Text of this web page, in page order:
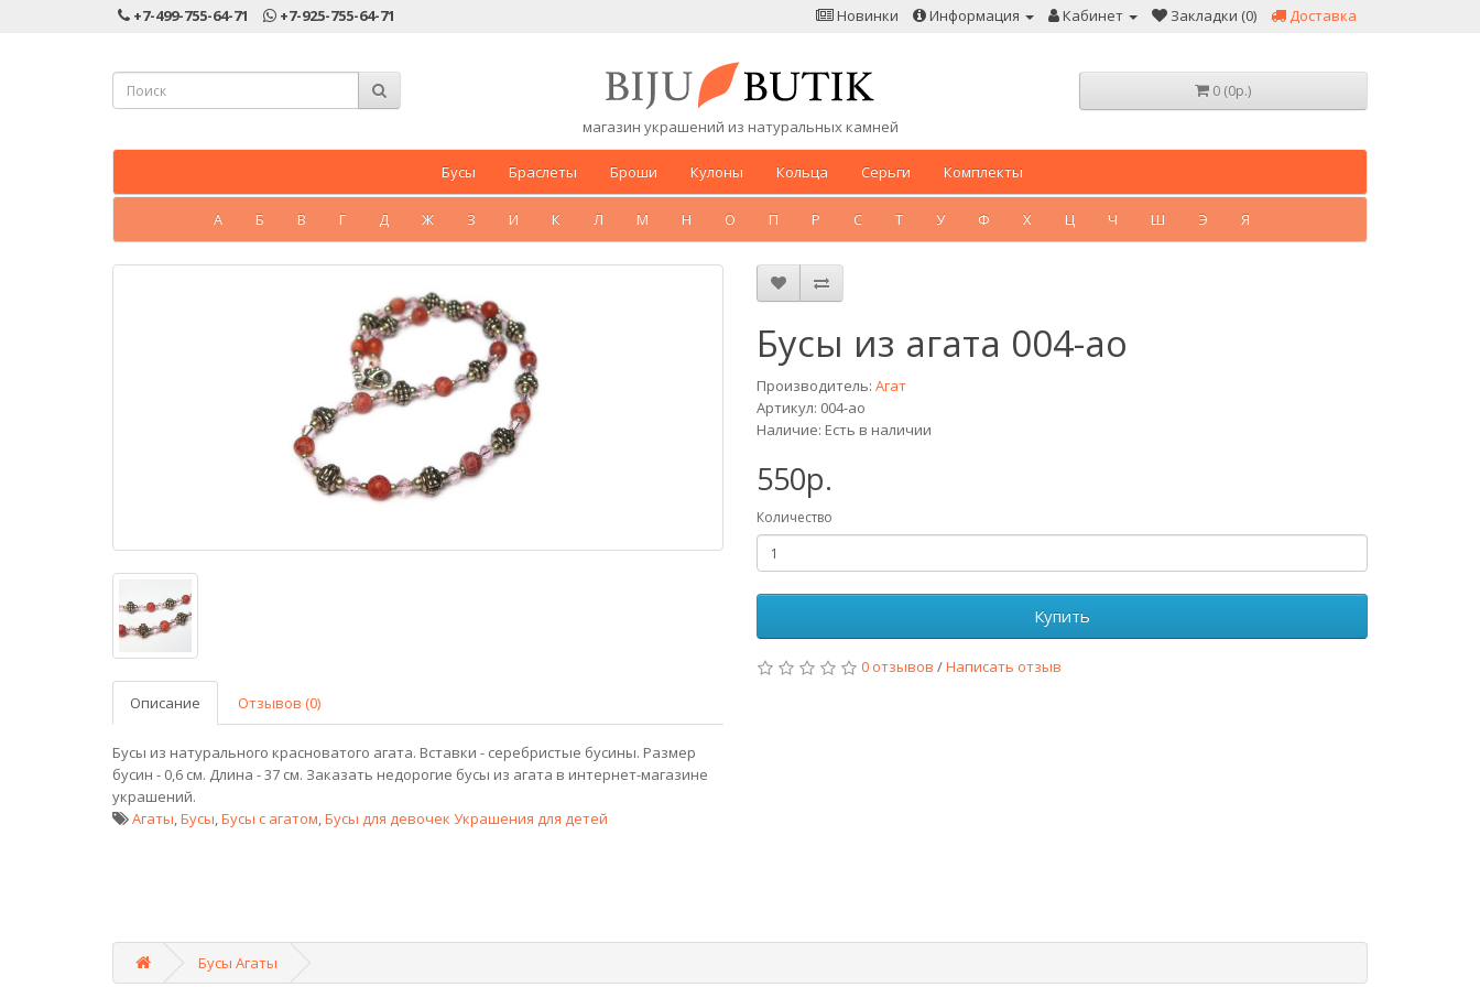
+7-499-755-64-71 +7-925-755-64-71 Новинки Информация Кабинет Закладки (0) Доставка
магазин украшений из натуральных камней
0 (0р.)
Бусы Браслеты Броши Кулоны Кольца Серьги Комплекты
А Б В Г Д Ж З И К Л М Н О П Р С Т У Ф Х Ц Ч Ш Э Я
Описание Отзывов (0)
Бусы из натурального красноватого агата. Вставки - серебристые бусины. Размер
бусин - 0,6 см. Длина - 37 см. Заказать недорогие бусы из агата в интернет-магазине
украшений.
Бусы из агата 004-ao
Производитель: Агат
Артикул: 004-ao
Наличие: Есть в наличии
550р.
Количество
Купить
0 отзывов /Написать отзыв
Агаты,Бусы,Бусы с агатом,Бусы для девочек Украшения для детей
Бусы Агаты